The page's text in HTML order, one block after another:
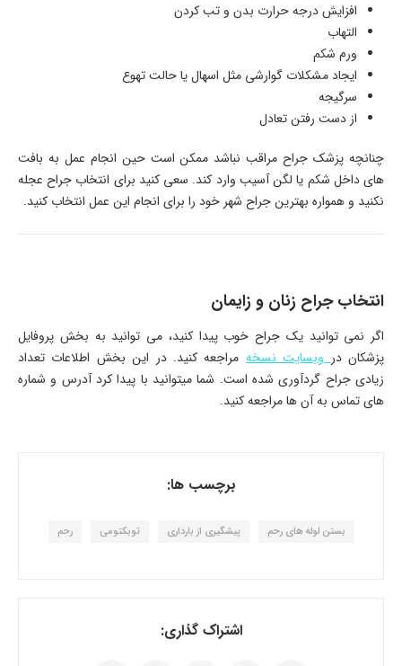
افزایش درجه حرارت بدن و تب کردن
التهاب
ورم شکم
ایجاد مشکلات گوارشی مثل اسهال یا حالت تهوع
سرگیجه
از دست رفتن تعادل
چنانچه پزشک جراح مراقب نباشد ممکن است حین انجام عمل به بافت
های داخل شکم یا لگن آسیب وارد کند. سعی کنید برای انتخاب جراح عجله
نکنید و همواره بهترین جراح شهر خود را برای انجام این عمل انتخاب کنید.
انتخاب جراح زنان و زایمان
اگر نمی توانید یک جراح خوب پیدا کنید، می توانید به بخش پروفایل
پزشکان دروبسایت نسخهمراجعه کنید. در این بخش اطلاعات تعداد
زیادی جراح گردآوری شده است. شما میتوانید با پیدا کرد آدرس و شماره
های تماس به آن ها مراجعه کنید.
برچسب ها:
بستن لوله های رحم پیشگیری از بارداری توبکتومی رحم
اشتراک گذاری: